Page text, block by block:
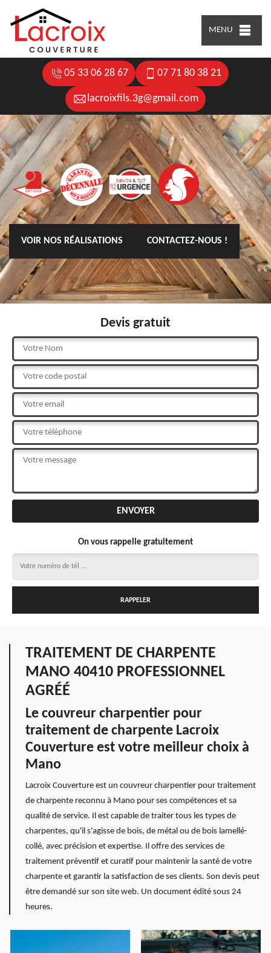
MENU
05 33 06 28 67 07 71 80 38 21
lacroixfils.3g@gmail.com
VOIR NOS RÉALISATIONS CONTACTEZ-NOUS !
Devis gratuit
On vous rappelle gratuitement
TRAITEMENT DE CHARPENTE
MANO 40410 PROFESSIONNEL
AGRÉÉ
Le couvreur charpentier pour
traitement de charpente Lacroix
Couverture est votre meilleur choix à
Mano
Lacroix Couverture est un couvreur charpentier pour traitement
de charpente reconnu à Mano pour ses compétences et sa
qualité de service. Il est capable de traiter tous les types de
charpentes, qu'il s'agisse de bois, de métal ou de bois lamellé-
collé, avec précision et expertise. Il offre des services de
traitement préventif et curatif pour maintenir la santé de votre
charpente et garantir la satisfaction de ses clients. Son devis peut
être demandé sur son site web. Un document édité sous 24
heures.